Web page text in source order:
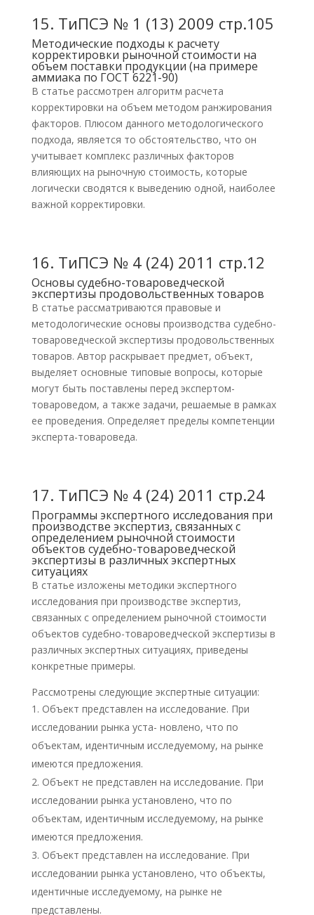
15. ТиПСЭ № 1 (13) 2009 стр.105
Методические подходы к расчету
корректировки рыночной стоимости на
объем поставки продукции (на примере
аммиака по ГОСТ 6221-90)
В статье рассмотрен алгоритм расчета
корректировки на объем методом ранжирования
факторов. Плюсом данного методологического
подхода, является то обстоятельство, что он
учитывает комплекс различных факторов
влияющих на рыночную стоимость, которые
логически сводятся к выведению одной, наиболее
важной корректировки.
16. ТиПСЭ № 4 (24) 2011 стр.12
Основы судебно-товароведческой
экспертизы продовольственных товаров
В статье рассматриваются правовые и
методологические основы производства судебно-
товароведческой экспертизы продовольственных
товаров. Автор раскрывает предмет, объект,
выделяет основные типовые вопросы, которые
могут быть поставлены перед экспертом-
товароведом, а также задачи, решаемые в рамках
ее проведения. Определяет пределы компетенции
эксперта-товароведа.
17. ТиПСЭ № 4 (24) 2011 стр.24
Программы экспертного исследования при
производстве экспертиз, связанных с
определением рыночной стоимости
объектов судебно-товароведческой
экспертизы в различных экспертных
ситуациях
В статье изложены методики экспертного
исследования при производстве экспертиз,
связанных с определением рыночной стоимости
объектов судебно-товароведческой экспертизы в
различных экспертных ситуациях, приведены
конкретные примеры.
Рассмотрены следующие экспертные ситуации:
Объект представлен на исследование. При
исследовании рынка уста- новлено, что по
объектам, идентичным исследуемому, на рынке
имеются предложения.
Объект не представлен на исследование. При
исследовании рынка установлено, что по
объектам, идентичным исследуемому, на рынке
имеются предложения.
Объект представлен на исследование. При
исследовании рынка установлено, что объекты,
идентичные исследуемому, на рынке не
представлены.